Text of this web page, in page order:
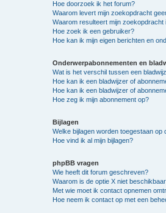
Hoe doorzoek ik het forum?
Waarom levert mijn zoekopdracht
Waarom resulteert mijn zoekopdracht
Hoe zoek ik een gebruiker?
Hoe kan ik mijn eigen berichten en
Onderwerpabonnementen en
Wat is het verschil tussen een
Hoe kan ik een bladwijzer of
Hoe kan ik een bladwijzer of
Hoe zeg ik mijn abonnement op?
Bijlagen
Welke bijlagen worden toegestaan op
Hoe vind ik al mijn bijlagen?
phpBB vragen
Wie heeft dit forum geschreven?
Waarom is de optie X niet
Met wie moet ik contact opnemen
Hoe neem ik contact op met een